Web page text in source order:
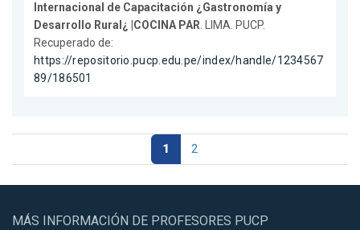
Internacional de Capacitación ¿Gastronomía y
Desarrollo Rural¿ |COCINA PAR. LIMA. PUCP.
Recuperado de:
https://repositorio.pucp.edu.pe/index/handle/1234567
89/186501
1 2
MÁS INFORMACIÓN DE PROFESORES PUCP